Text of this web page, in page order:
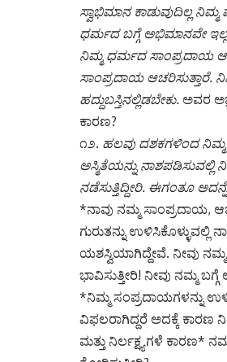
ಕಾರಣ?
೧೨.ಹಲವು ದಶಕಗಳಿಂದ
ಅಸ್ಮಿತೆಯನ್ನು ನಾಶಪಡಿಸುವಲ್ಲಿ
ನಡೆಸುತ್ತಿದ್ದೀರಿ. ಈಗಂತೂ
*ನಾವು ನಮ್ಮ ಸಾಂಪ್ರದಾಯ,
ಗುರುತನ್ನು ಉಳಿಸಿಕೊಳ್ಳುವಲ್ಲಿ
ಯಶಸ್ವಿಯಾಗಿದ್ದೇವೆ. ನೀವು
ಭಾವಿಸುತ್ತೀರಿ! ನೀವು ನಮ್ಮ
*ನಿಮ್ಮ ಸಂಪ್ರದಾಯಗಳನ್ನು
ವಿಫಲರಾಗಿದ್ದರೆ ಅದಕ್ಕೆ ಕಾರಣ
ಮತ್ತು ನಿರ್ಲಕ್ಷ್ಯಗಳೆ ಕಾರಣ*
ತೋರಿಸುತ್ತೀರಿ?
೧೩. ಇತರ
ಬದಲು,ನಿಮ್ಮ
ಕಾಪಾಡಿಕೊಳ್ಳಬೇಕು,
ಮತ್ತು ಎಚ್ಚರದಿಂದ ಅವುಗಳನ್ನು